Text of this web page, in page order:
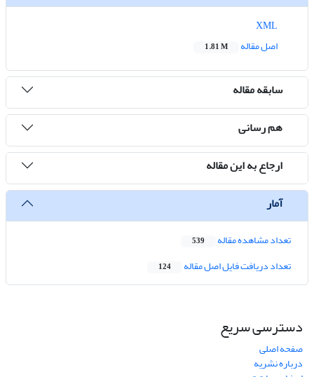
اصل مقاله
1.81 M
سابقه مقاله
هم رسانی
ارجاع به این مقاله
آمار
تعداد مشاهده مقاله 539
تعداد دریافت فایل اصل مقاله 124
دسترسی سریع
صفحه اصلی
درباره نشریه